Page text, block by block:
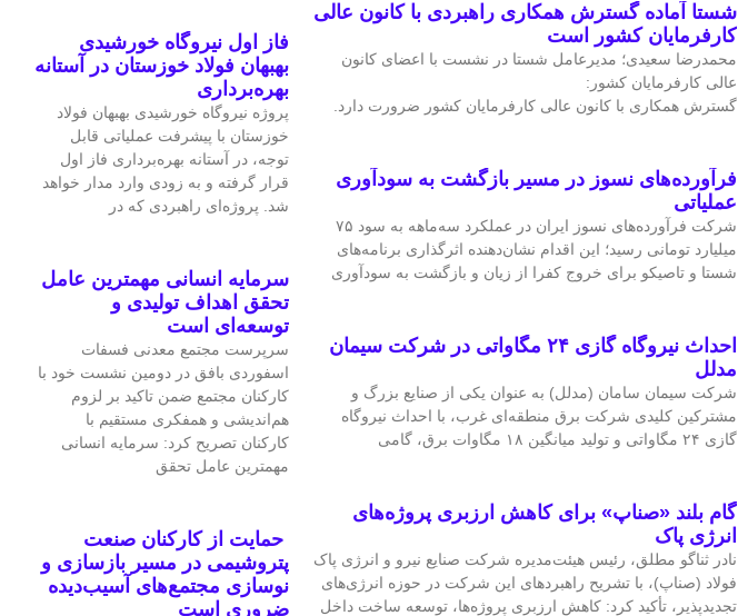
شستا آماده گسترش همکاری راهبردی با کانون عالی
کارفرمایان کشور است
محمدرضا سعیدی؛ مدیرعامل شستا در نشست با اعضای کانون
عالی کارفرمایان کشور:
گسترش همکاری با کانون عالی کارفرمایان کشور ضرورت دارد.
فرآورده‌های نسوز در مسیر بازگشت به سودآوری
عملیاتی
شرکت فرآورده‌های نسوز ایران در عملکرد سه‌ماهه به سود ۷۵
میلیارد تومانی رسید؛ این اقدام نشان‌دهنده اثرگذاری برنامه‌های
شستا و تاصیکو برای خروج کفرا از زیان و بازگشت به سودآوری
احداث نیروگاه گازی ۲۴ مگاواتی در شرکت سیمان
مدلل
شرکت سیمان سامان (مدلل) به عنوان یکی از صنایع بزرگ و
مشترکین کلیدی شرکت برق منطقه‌ای غرب، با احداث نیروگاه
گازی ۲۴ مگاواتی و تولید میانگین ۱۸ مگاوات برق، گامی
گام بلند «صناپ» برای کاهش ارزبری پروژه‌های
انرژی پاک
نادر ثناگو مطلق، رئیس هیئت‌مدیره شرکت صنایع نیرو و انرژی پاک
فولاد (صناپ)، با تشریح راهبردهای این شرکت در حوزه انرژی‌های
تجدیدپذیر، تأکید کرد: کاهش ارزبری پروژه‌ها، توسعه ساخت داخل
فاز اول نیروگاه خورشیدی
بهبهان فولاد خوزستان در آستانه
بهره‌برداری
پروژه نیروگاه خورشیدی بهبهان فولاد
خوزستان با پیشرفت عملیاتی قابل‌
توجه، در آستانه بهره‌برداری فاز اول
قرار گرفته و به‌ زودی وارد مدار خواهد
شد. پروژه‌ای راهبردی که در
سرمایه انسانی مهمترین عامل
تحقق اهداف تولیدی و
توسعه‌ای است
سرپرست مجتمع معدنی فسفات
اسفوردی بافق در دومین نشست خود با
کارکنان مجتمع ضمن تاکید بر لزوم
هم‌اندیشی و همفکری مستقیم با
کارکنان تصریح کرد: سرمایه انسانی
مهمترین عامل تحقق
حمایت از کارکنان صنعت
پتروشیمی در مسیر بازسازی و
نوسازی مجتمع‌های آسیب‌دیده
ضروری است